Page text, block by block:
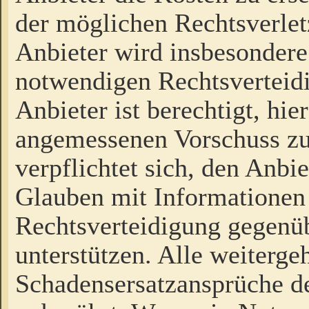
der möglichen
Anbieter wird
notwendigen
Anbieter ist berechtigt,
angemessenen Vorschuss
verpflichtet sich, den
Glauben mit
Rechtsverteidigung
unterstützen. Alle
Schadensersatzansprüche